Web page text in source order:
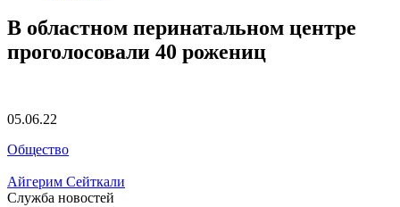
В областном перинатальном центре
проголосовали 40 рожениц
05.06.22
Общество
Айгерим Сейткали
Служба новостей